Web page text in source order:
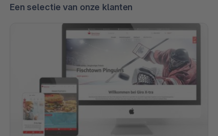
Een selectie van onze klanten